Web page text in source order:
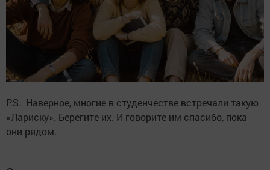
P.S. Наверное, многие в студенчестве встречали такую
«Лариску». Берегите их. И говорите им спасибо, пока
они рядом.